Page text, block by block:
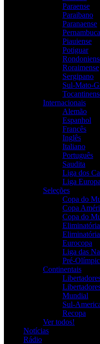
Paraense
Paraibano
Paranaense
Piauiense
Potiguar
Roraimense
Sergipano
Sul-Mato-
Internacionais
Alemão
Espanhol
Francês
Inglês
Italiano
Português
Saudita
Liga dos
Liga Europa
Seleções
Copa do
Copa
Copa do
Eurocopa
Liga das
Pré-
Continentais
Mundial
Sul-
Recopa
Ver todos!
Notícias
Rádio